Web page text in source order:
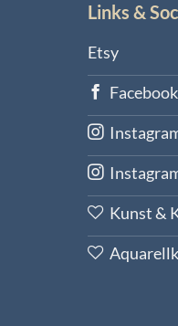
Links &
Etsy
Facebook
Kunst &